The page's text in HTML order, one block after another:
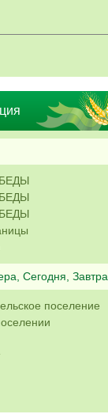
Сегодня, Завтра
поселение